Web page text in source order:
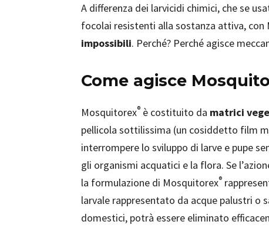
A differenza dei larvicidi chimici, che se
focolai resistenti alla sostanza attiva, con
impossibili. Perché? Perché agisce
Come agisce
Mosquitorex® è costituito da matrici
pellicola sottilissima (un cosiddetto film
interrompere lo sviluppo di larve e pupe
gli organismi acquatici e la flora. Se
la formulazione di Mosquitorex®
larvale rappresentato da acque palustri o
domestici, potrà essere eliminato